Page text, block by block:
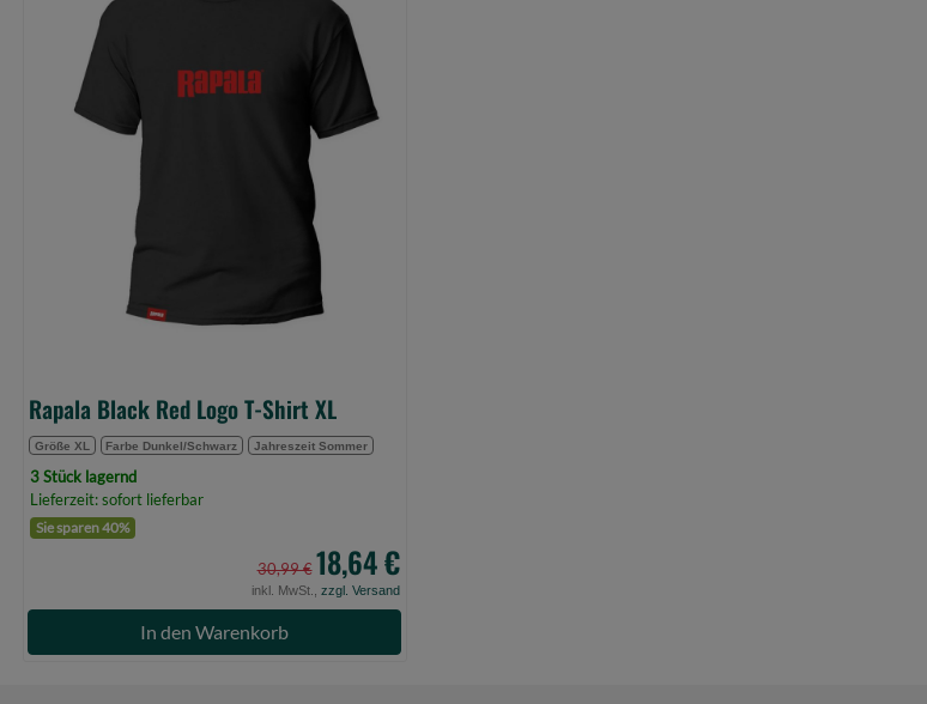
Hinterlassen Sie kein Angelgerät oder dessen Verpackungsmaterialien in der Natur.
Angeln Sie nur in zugelassenen Gewässern und halten Sie sich an geltende
Vorschriften.
Behandeln Sie gefangene Fische respektvoll und setzen Sie diese, wenn notwendig,
vorsichtig zurück.
Notfallvorsorge
Halten Sie ein Erste-Hilfe-Set bereit, für den Fall, dass es doch es zu Verletzungen
kommt.
Informieren Sie sich über den nächstgelegenen Notfallstandort oder Rettungsdienst,
bevor Sie an abgelegenen Orten angeln. Gehen Sie niemals allein angeln,
Rapala Black Red Logo T-Shirt XL
Größe XL Farbe Dunkel/Schwarz Jahreszeit Sommer
3 Stück lagernd
Lieferzeit: sofort lieferbar
Sie sparen 40%
30,99 € 18,64 €
inkl. MwSt., zzgl. Versand
In den Warenkorb